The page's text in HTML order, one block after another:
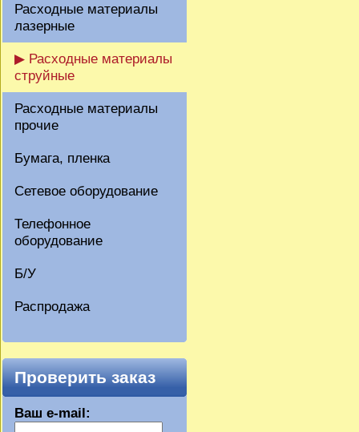
Расходные материалы
лазерные
▶ Расходные материалы
струйные
Расходные материалы
прочие
Бумага, пленка
Сетевое оборудование
Телефонное
оборудование
Б/У
Распродажа
Проверить заказ
Ваш e-mail: